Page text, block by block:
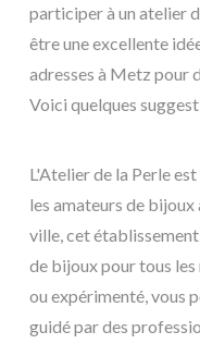
participer à un atelier
être une excellente
adresses à Metz pour
Voici quelques
L'Atelier de la Perle
les amateurs de
ville, cet
de bijoux pour tous
ou expérimenté, vous
guidé par des